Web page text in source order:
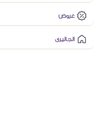
عروض
الجاليرى